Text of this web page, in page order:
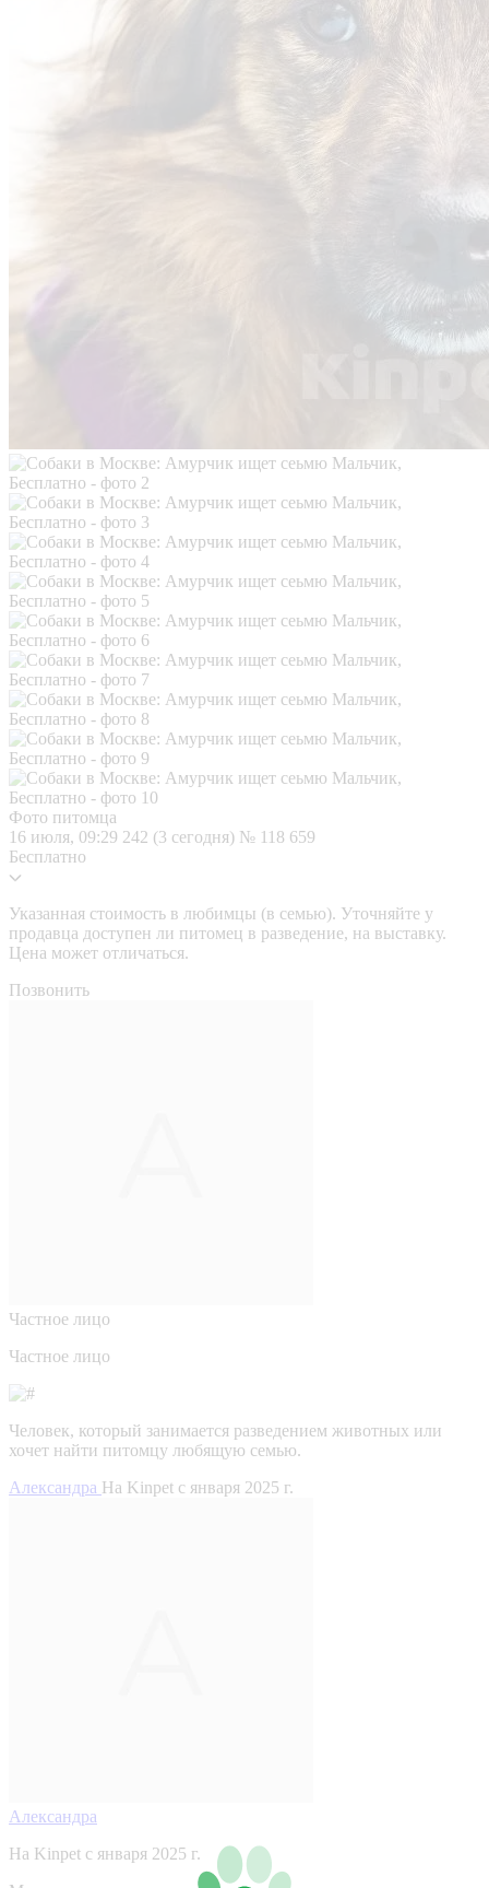
Фото питомца
16 июля, 09:29 242 (3 сегодня) № 118 659
Бесплатно
Указанная стоимость в любимцы (в семью). Уточняйте у
продавца доступен ли питомец в разведение, на выставку.
Цена может отличаться.
Позвонить
Частное лицо
Частное лицо
Человек, который занимается разведением животных или
хочет найти питомцу любящую семью.
Александра На Kinpet c января 2025 г.
Александра
На Kinpet c января 2025 г.